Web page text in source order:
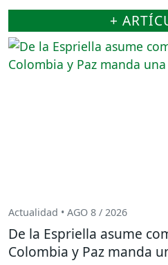
+
Actualidad • AGO 8 / 2026
De la Espriella asume
Colombia y Paz manda